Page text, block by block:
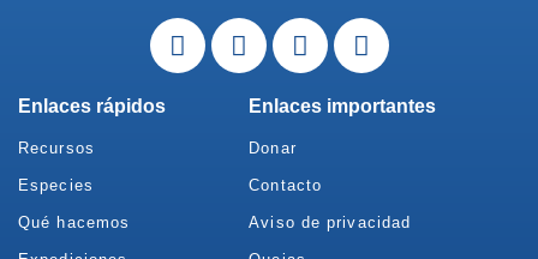
Enlaces rápidos
Recursos
Especies
Qué hacemos
Enlaces importantes
Donar
Contacto
Aviso de privacidad